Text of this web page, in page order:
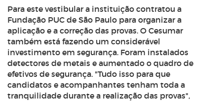
Para este vestibular a instituição contratou a
Fundação PUC de São Paulo para organizar a
aplicação e a correção das provas. O Cesumar
também está fazendo um considerável
investimento em segurança. Foram instalados
detectores de metais e aumentado o quadro de
efetivos de segurança. "Tudo isso para que
candidatos e acompanhantes tenham toda a
tranquilidade durante a realização das provas",